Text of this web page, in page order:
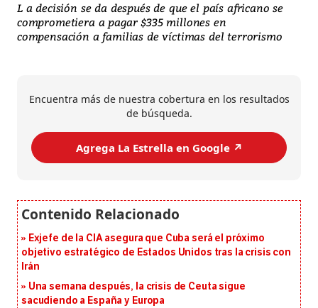
L a decisión se da después de que el país africano se
comprometiera a pagar $335 millones en
compensación a familias de víctimas del terrorismo
Encuentra más de nuestra cobertura en los resultados
de búsqueda.
Agrega La Estrella en Google ↗️
Exjefe de la CIA asegura que Cuba será el próximo
objetivo estratégico de Estados Unidos tras la crisis con
Irán
Una semana después, la crisis de Ceuta sigue
sacudiendo a España y Europa